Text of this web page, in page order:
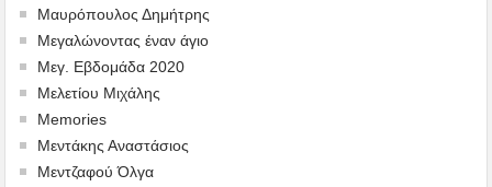
Μαυρόπουλος Δημήτρης
Μεγαλώνοντας έναν άγιο
Μεγ. Εβδομάδα 2020
Μελετίου Μιχάλης
Memories
Μεντάκης Αναστάσιος
Μεντζαφού Όλγα